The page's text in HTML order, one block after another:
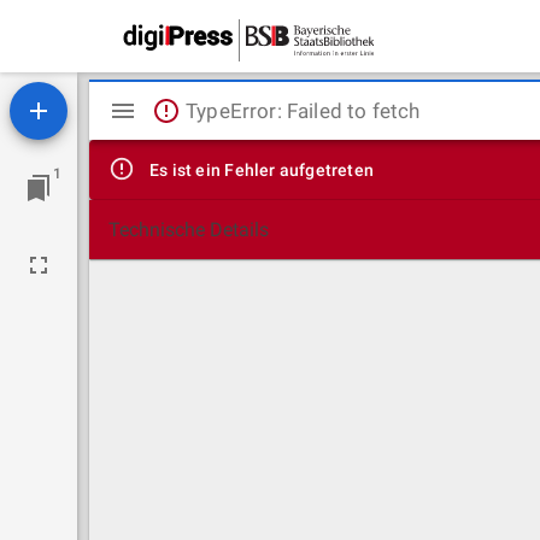
1
Mirador
Viewer
TypeError: Failed to fetch
Es ist ein Fehler aufgetreten
Technische Details